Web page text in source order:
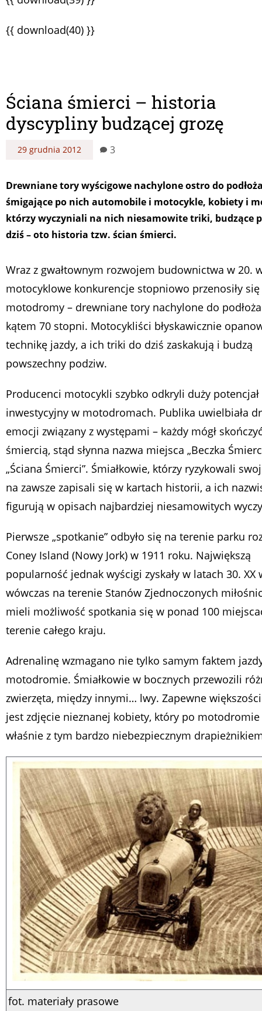
{{ download(40) }}
Ściana śmierci – historia
dyscypliny budzącej grozę
29 grudnia 2012 3
Drewniane tory wyścigowe nachylone ostro do
śmigające po nich automobile i motocykle, kobiety i
którzy wyczyniali na nich niesamowite triki, budzące
dziś – oto historia tzw. ścian śmierci.
Wraz z gwałtownym rozwojem budownictwa w 20.
motocyklowe konkurencje stopniowo przenosiły
motodromy – drewniane tory nachylone do
kątem 70 stopni. Motocykliści błyskawicznie
technikę jazdy, a ich triki do dziś zaskakują i budzą
powszechny podziw.
Producenci motocykli szybko odkryli duży potencjał
inwestycyjny w motodromach. Publika uwielbiała
emocji związany z występami – każdy mógł
śmiercią, stąd słynna nazwa miejsca „Beczka
„Ściana Śmierci”. Śmiałkowie, którzy ryzykowali
na zawsze zapisali się w kartach historii, a ich
figurują w opisach najbardziej niesamowitych
Pierwsze „spotkanie” odbyło się na terenie parku
Coney Island (Nowy Jork) w 1911 roku. Największą
popularność jednak wyścigi zyskały w latach 30. XX
wówczas na terenie Stanów Zjednoczonych
mieli możliwość spotkania się w ponad 100
terenie całego kraju.
Adrenalinę wzmagano nie tylko samym faktem
motodromie. Śmiałkowie w bocznych przewozili
zwierzęta, między innymi… lwy. Zapewne
jest zdjęcie nieznanej kobiety, który po
właśnie z tym bardzo niebezpiecznym
fot. materiały prasowe